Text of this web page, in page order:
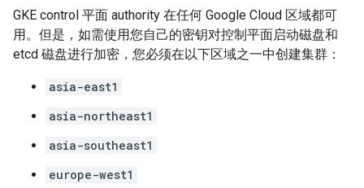
GKE control 平面 authority 在任何 Google Cloud 区域都可
用。但是，如需使用您自己的密钥对控制平面启动磁盘和
etcd 磁盘进行加密，您必须在以下区域之一中创建集群：
asia-east1
asia-northeast1
asia-southeast1
europe-west1